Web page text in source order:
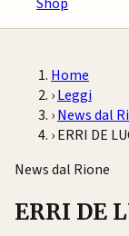
Home
›Leggi
›News dal
›ERRI DE
News dal Rione
ERRI DE